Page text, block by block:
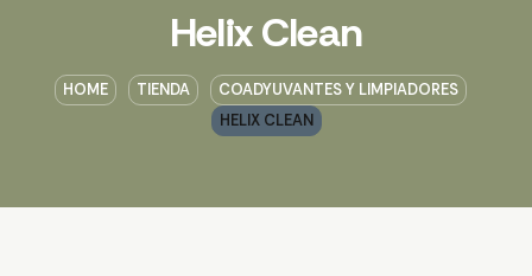
Helix Clean
HOME TIENDA
COADYUVANTES Y LIMPIADORES
HELIX CLEAN